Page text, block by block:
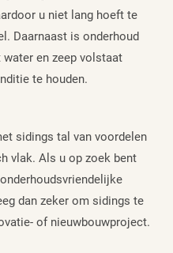
u niet lang hoeft te
Daarnaast is onderhoud
en zeep volstaat
te houden.
sidings tal van voordelen
vlak. Als u op zoek bent
dan zeker om sidings te
of nieuwbouwproject.